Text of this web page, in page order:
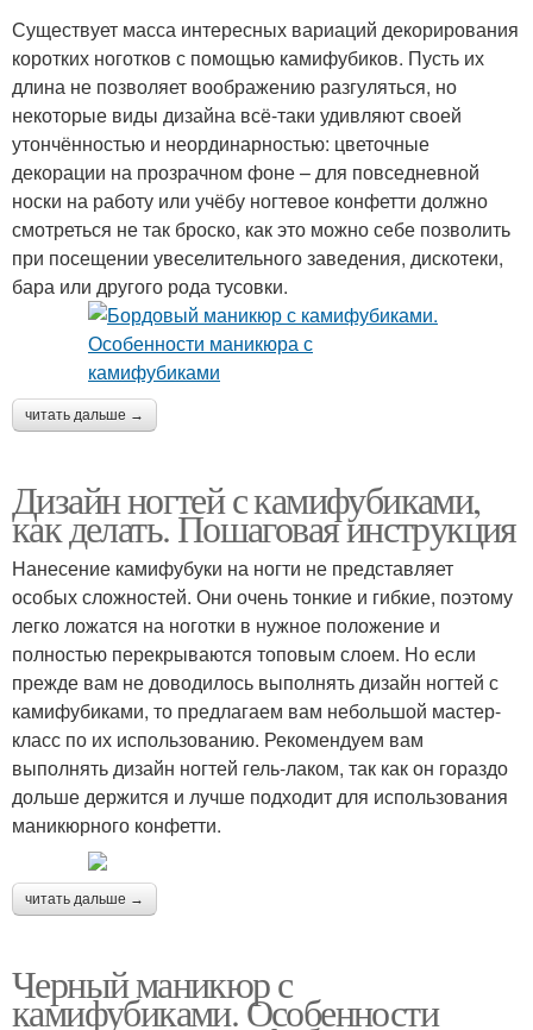
Существует масса интересных вариаций декорирования
коротких ноготков с помощью камифубиков. Пусть их
длина не позволяет воображению разгуляться, но
некоторые виды дизайна всё-таки удивляют своей
утончённостью и неординарностью: цветочные
декорации на прозрачном фоне – для повседневной
носки на работу или учёбу ногтевое конфетти должно
смотреться не так броско, как это можно себе позволить
при посещении увеселительного заведения, дискотеки,
бара или другого рода тусовки.
читать дальше →
Дизайн ногтей с камифубиками,
как делать. Пошаговая инструкция
Нанесение камифубуки на ногти не представляет
особых сложностей. Они очень тонкие и гибкие, поэтому
легко ложатся на ноготки в нужное положение и
полностью перекрываются топовым слоем. Но если
прежде вам не доводилось выполнять дизайн ногтей с
камифубиками, то предлагаем вам небольшой мастер-
класс по их использованию. Рекомендуем вам
выполнять дизайн ногтей гель-лаком, так как он гораздо
дольше держится и лучше подходит для использования
маникюрного конфетти.
читать дальше →
Черный маникюр с
камифубиками. Особенности